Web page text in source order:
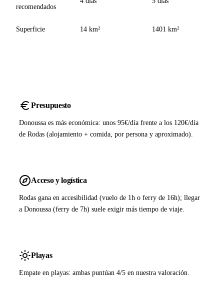
recomendados
Superficie 14 km² 1401 km²
Presupuesto
Donoussa es más económica: unos 95€/día frente a los 120€/día
de Rodas (alojamiento + comida, por persona y aproximado).
Acceso y logística
Rodas gana en accesibilidad (vuelo de 1h o ferry de 16h); llegar
a Donoussa (ferry de 7h) suele exigir más tiempo de viaje.
Playas
Empate en playas: ambas puntúan 4/5 en nuestra valoración.